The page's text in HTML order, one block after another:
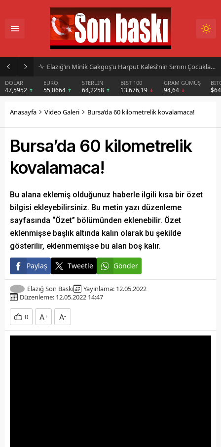
Elazığ’ın Minik Gakgoş’u Harput Kalesi’nin Sırrını Çocuklara Anlatıyor
DOLAR
47,5952
EURO
55,0664
STERLİN
64,2258
BIST 100
13.676,19
GRAM GÜMÜŞ
94,64
Anasayfa Video Galeri Bursa’da 60 kilometrelik kovalamaca!
Bursa’da 60 kilometrelik
kovalamaca!
Bu alana eklemiş olduğunuz haberle ilgili kısa bir özet
bilgisi ekleyebilirsiniz. Bu metin yazı düzenleme
sayfasında “Özet” bölümünden eklenebilir. Özet
eklenmişse başlık altında kalın olarak bu şekilde
gösterilir, eklenmemişse bu alan boş kalır.
Paylaş Tweetle Gönder
Elazığ Son Baskı
Yayınlama: 12.05.2022
Düzenleme: 12.05.2022 14:47
0 A+ A-